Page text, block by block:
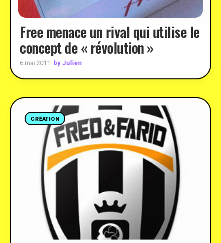
Free menace un rival qui utilise le
concept de « révolution »
6 mai 2011 by Julien
CRÉATION